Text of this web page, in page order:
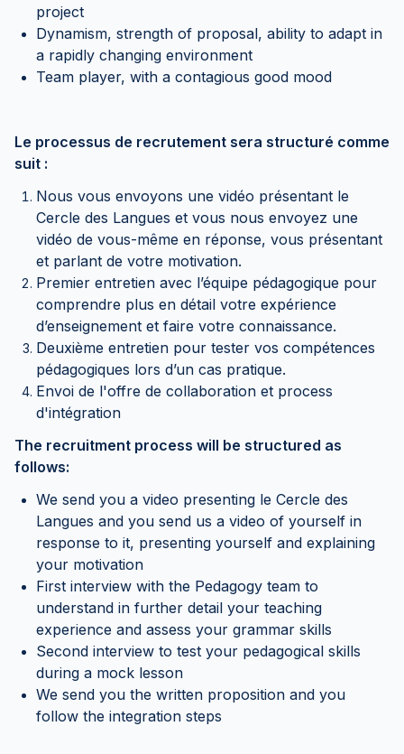
project
Dynamism, strength of proposal, ability to adapt in
a rapidly changing environment
Team player, with a contagious good mood
Le processus de recrutement sera structuré comme
suit :
Nous vous envoyons une vidéo présentant le
Cercle des Langues et vous nous envoyez une
vidéo de vous-même en réponse, vous présentant
et parlant de votre motivation.
Premier entretien avec l’équipe pédagogique pour
comprendre plus en détail votre expérience
d’enseignement et faire votre connaissance.
Deuxième entretien pour tester vos compétences
pédagogiques lors d’un cas pratique.
Envoi de l'offre de collaboration et process
d'intégration
The recruitment process will be structured as
follows:
We send you a video presenting le Cercle des
Langues and you send us a video of yourself in
response to it, presenting yourself and explaining
your motivation
First interview with the Pedagogy team to
understand in further detail your teaching
experience and assess your grammar skills
Second interview to test your pedagogical skills
during a mock lesson
We send you the written proposition and you
follow the integration steps